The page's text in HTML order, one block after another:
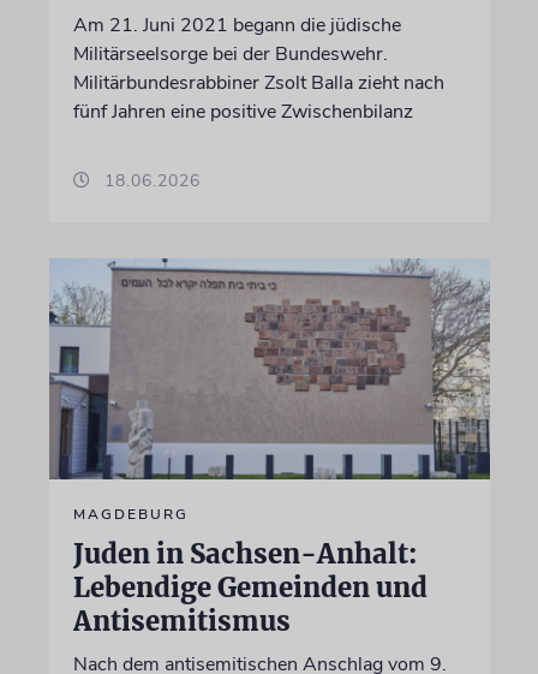
Am 21. Juni 2021 begann die jüdische
Militärseelsorge bei der Bundeswehr.
Militärbundesrabbiner Zsolt Balla zieht nach
fünf Jahren eine positive Zwischenbilanz
18.06.2026
MAGDEBURG
Juden in Sachsen-Anhalt:
Lebendige Gemeinden und
Antisemitismus
Nach dem antisemitischen Anschlag vom 9.